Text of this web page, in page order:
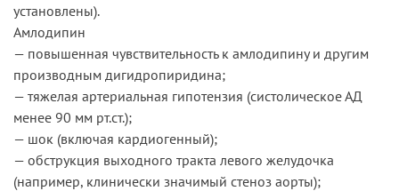
установлены).
Амлодипин
— повышенная чувствительность к амлодипину и другим
производным дигидропиридина;
— тяжелая артериальная гипотензия (систолическое АД
менее 90 мм рт.ст.);
— шок (включая кардиогенный);
— обструкция выходного тракта левого желудочка
(например, клинически значимый стеноз аорты);